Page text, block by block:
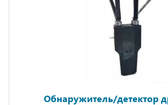
Обнаружитель/детектор